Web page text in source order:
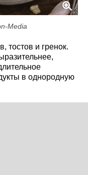
Media
тостов и гренок.
в однородную